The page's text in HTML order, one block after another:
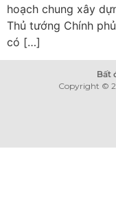
hoạch chung xây
Thủ tướng Chính
có […]
Bất
Copyright ©